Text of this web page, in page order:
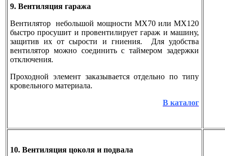
9. Вентиляция гаража
Вентилятор небольшой мощности MX70 или MX120
быстро просушит и провентилирует гараж и машину,
защитив их от сырости и гниения. Для удобства
вентилятор можно соединить с таймером задержки
отключения.
Проходной элемент заказывается отдельно по типу
кровельного материала.
В каталог
10. Вентиляция цоколя и подвала